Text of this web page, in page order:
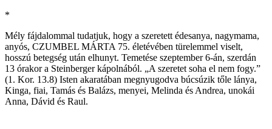
*
Mély fájdalommal tudatjuk, hogy a szeretett édesanya, nagymama,
anyós, CZUMBEL MÁRTA 75. életévében türelemmel viselt,
hosszú betegség után elhunyt. Temetése szeptember 6-án, szerdán
13 órakor a Steinberger kápolnából. „A szeretet soha el nem fogy.”
(1. Kor. 13.8) Isten akaratában megnyugodva búcsúzik tőle lánya,
Kinga, fiai, Tamás és Balázs, menyei, Melinda és Andrea, unokái
Anna, Dávid és Raul.